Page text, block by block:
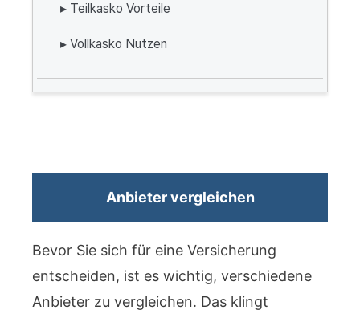
▸ Teilkasko Vorteile
▸ Vollkasko Nutzen
Anbieter vergleichen
Bevor Sie sich für eine Versicherung
entscheiden, ist es wichtig, verschiedene
Anbieter zu vergleichen. Das klingt